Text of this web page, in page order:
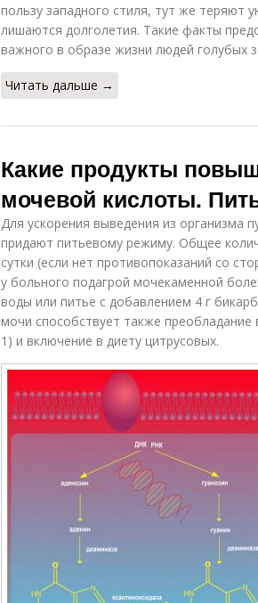
пользу западного стиля, тут же теряют
лишаются долголетия. Такие факты
важного в образе жизни людей голубых
Читать дальше →
Какие продукты
мочевой кислоты.
Для ускорения выведения из организма
придают питьевому режиму. Общее
сутки (если нет противопоказаний со
у больного подагрой мочекаменной
воды или питье с добавлением 4 г
мочи способствует также
1) и включение в диету цитрусовых.